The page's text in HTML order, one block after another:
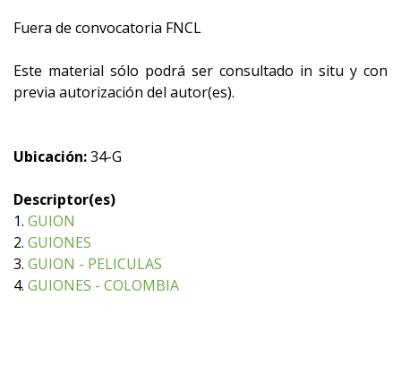
Fuera de convocatoria FNCL
Este material sólo podrá ser consultado in situ y con
previa autorización del autor(es).
Ubicación:34-G
Descriptor(es)
1. GUION
2. GUIONES
3. GUION - PELICULAS
4. GUIONES - COLOMBIA